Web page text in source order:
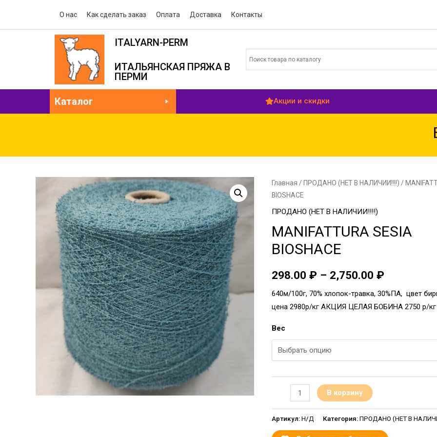
О нас Как сделать заказ Оплата Доставка Контакты
ITALYARN-PERM
ИТАЛЬЯНСКАЯ ПРЯЖА В
ПЕРМИ
Каталог Акции и скидки
Главная / ПРОДАНО (НЕТ В НАЛИЧИИ!!!!) /
BIOSHACE
ПРОДАНО (НЕТ В НАЛИЧИИ!!!!)
MANIFATTURA SESIA
BIOSHACE
298.00₽ – 2,750.00₽
640м/100г, 70% хлопок-травка, 30%ПА, цвет
цена 2980р/кг АКЦИЯ ЦЕЛАЯ БОБИНА 2750 р/кг
Вес
В корзину
Артикул:Н/Д Категория:ПРОДАНО (НЕТ В